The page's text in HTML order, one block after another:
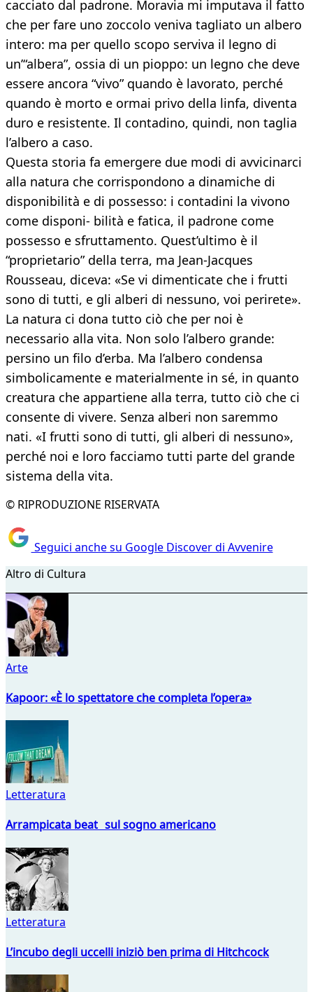
cacciato dal padrone. Moravia mi imputava il fatto
che per fare uno zoccolo veniva tagliato un albero
intero: ma per quello scopo serviva il legno di
un’“albera”, ossia di un pioppo: un legno che deve
essere ancora “vivo” quando è lavorato, perché
quando è morto e ormai privo della linfa, diventa
duro e resistente. Il contadino, quindi, non taglia
l’albero a caso.
Questa storia fa emergere due modi di avvicinarci
alla natura che corrispondono a dinamiche di
disponibilità e di possesso: i contadini la vivono
come disponi- bilità e fatica, il padrone come
possesso e sfruttamento. Quest’ultimo è il
“proprietario” della terra, ma Jean-Jacques
Rousseau, diceva: «Se vi dimenticate che i frutti
sono di tutti, e gli alberi di nessuno, voi perirete».
La natura ci dona tutto ciò che per noi è
necessario alla vita. Non solo l’albero grande:
persino un filo d’erba. Ma l’albero condensa
simbolicamente e materialmente in sé, in quanto
creatura che appartiene alla terra, tutto ciò che ci
consente di vivere. Senza alberi non saremmo
nati. «I frutti sono di tutti, gli alberi di nessuno»,
perché noi e loro facciamo tutti parte del grande
sistema della vita.
© RIPRODUZIONE RISERVATA
Seguici anche su Google Discover di Avvenire
Altro di Cultura
Arte
Kapoor: «È lo spettatore che completa l’opera»
Letteratura
Arrampicata beat sul sogno americano
Letteratura
L’incubo degli uccelli iniziò ben prima di Hitchcock